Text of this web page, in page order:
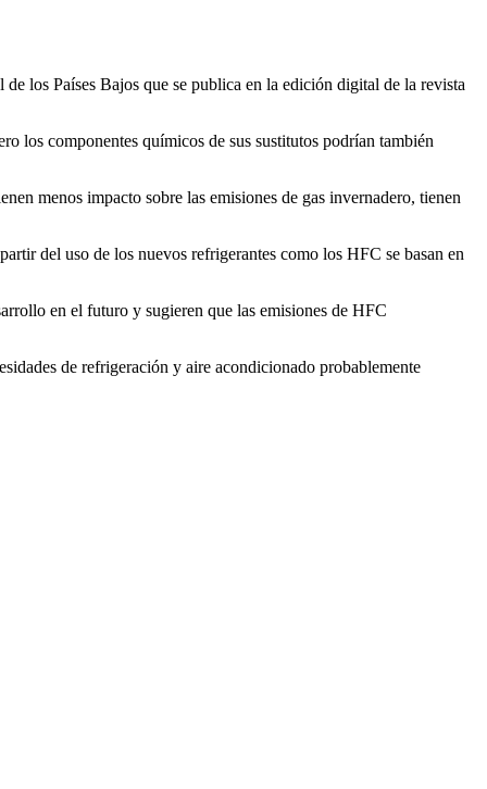
los Países Bajos que se publica en la edición digital de la revista
los componentes químicos de sus sustitutos podrían también
menos impacto sobre las emisiones de gas invernadero, tienen
del uso de los nuevos refrigerantes como los HFC se basan en
en el futuro y sugieren que las emisiones de HFC
de refrigeración y aire acondicionado probablemente